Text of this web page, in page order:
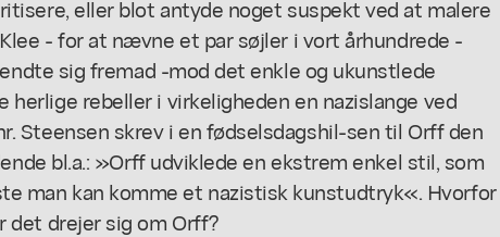
eller blot antyde noget suspekt ved at malere
- for at nævne et par søjler i vort århundrede -
sig fremad -mod det enkle og ukunstlede
herlige rebeller i virkeligheden en nazislange ved
Steensen skrev i en fødselsdagshil-sen til Orff den
bl.a.: »Orff udviklede en ekstrem enkel stil, som
man kan komme et nazistisk kunstudtryk«. Hvorfor
det drejer sig om Orff?